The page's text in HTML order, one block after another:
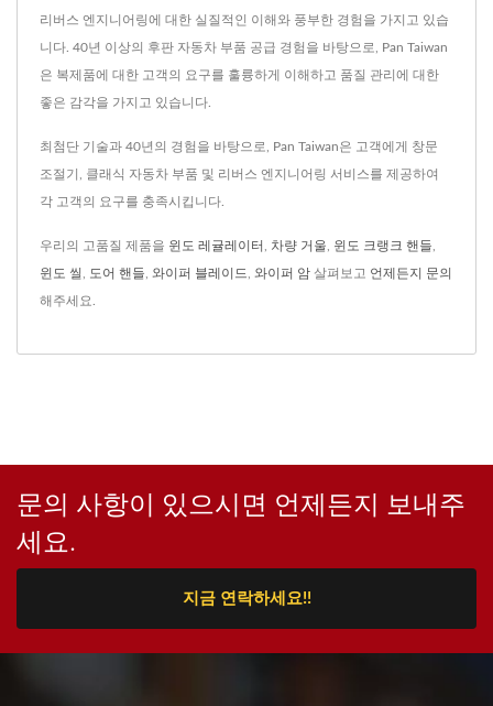
리버스 엔지니어링에 대한 실질적인 이해와 풍부한 경험을 가지고 있습
니다. 40년 이상의 후판 자동차 부품 공급 경험을 바탕으로, Pan Taiwan
은 복제품에 대한 고객의 요구를 훌륭하게 이해하고 품질 관리에 대한
좋은 감각을 가지고 있습니다.
최첨단 기술과 40년의 경험을 바탕으로, Pan Taiwan은 고객에게 창문
조절기, 클래식 자동차 부품 및 리버스 엔지니어링 서비스를 제공하여
각 고객의 요구를 충족시킵니다.
우리의 고품질 제품을 윈도 레귤레이터 차량 거울 윈도 크랭크 핸들
윈도 씰 도어 핸들 와이퍼 블레이드 와이퍼 암 살펴보고 언제든지 문의
해주세요.
문의 사항이 있으시면 언제든지 보내주
세요.
지금 연락하세요!!